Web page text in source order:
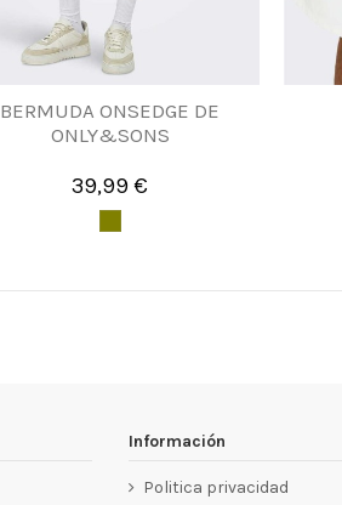
BERMUDA ONSEDGE DE
ONLY&SONS
39,99 €
Información
Politica privacidad